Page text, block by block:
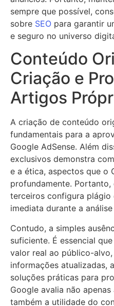
sempre que possível,
sobre SEO para garantir
e seguro no universo
Conteúdo
Criação e
Artigos
A criação de conteúdo
fundamentais para a
Google AdSense. Além
exclusivos demonstra
e a ética, aspectos que o
profundamente.
terceiros configura plágio
imediata durante a
Contudo, a simples
suficiente. É essencial
valor real ao público-
informações atualizadas,
soluções práticas para
Google avalia não
também a utilidade do